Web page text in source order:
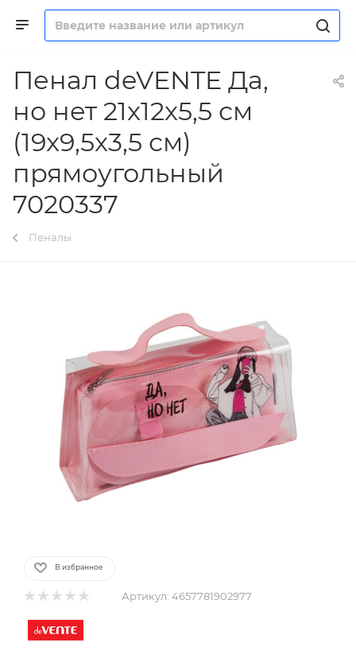
Пенал deVENTE Да,
но нет 21x12x5,5 см
(19x9,5x3,5 см)
прямоугольный
7020337
Пеналы
В избранное
Артикул: 4657781902977